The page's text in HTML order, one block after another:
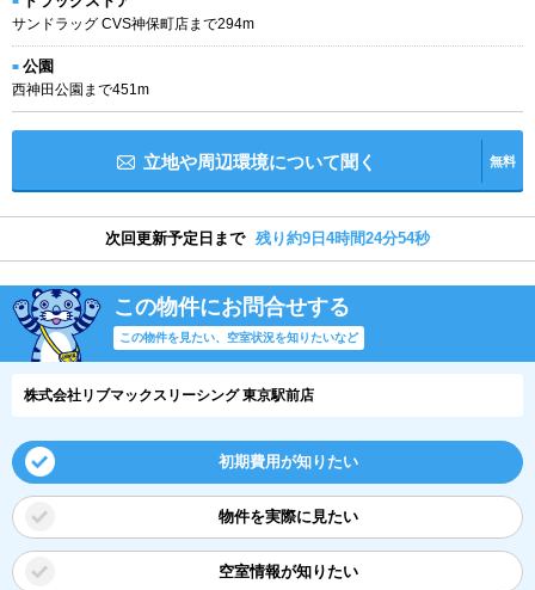
サンドラッグ CVS神保町店まで294m
公園
西神田公園まで451m
立地や周辺環境について聞く 無料
次回更新予定日まで 残り約9日4時間24分54秒
この物件にお問合せする
この物件を見たい、空室状況を知りたいなど
株式会社リブマックスリーシング 東京駅前店
初期費用が知りたい
物件を実際に見たい
空室情報が知りたい